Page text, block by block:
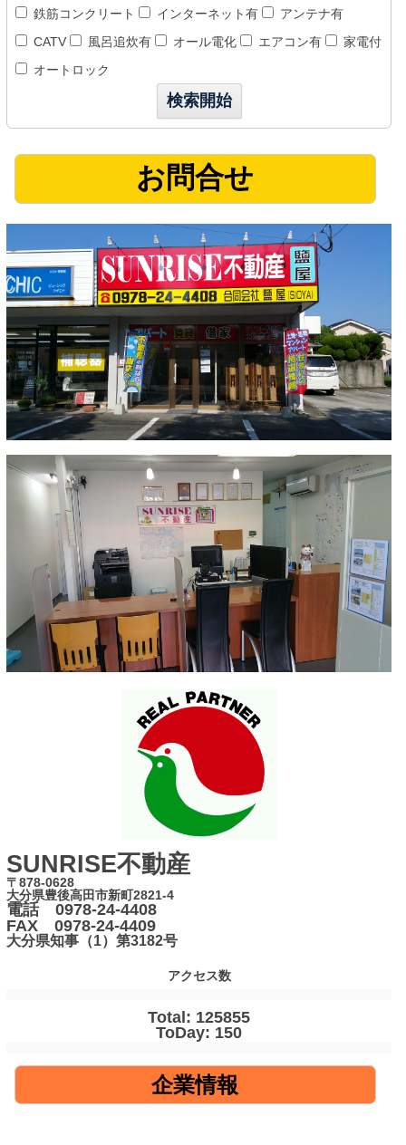
鉄筋コンクリート
インターネット有
アンテナ有
CATV
風呂追炊有 オール電化 エアコン有
家電付
オートロック
お問合せ
SUNRISE不動産
〒878-0628
大分県豊後高田市新町2821-4
電話 0978-24-4408
FAX 0978-24-4409
大分県知事（1）第3182号
アクセス数
Total: 125855
ToDay: 150
企業情報